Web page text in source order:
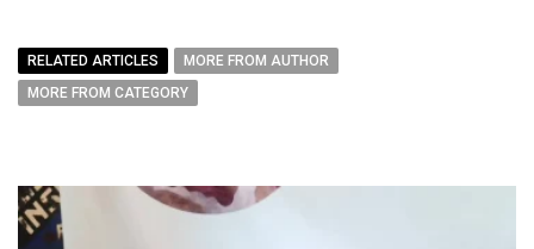
RELATED ARTICLES
MORE FROM AUTHOR
MORE FROM CATEGORY